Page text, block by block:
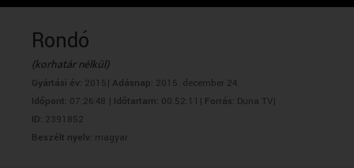
Rondó
(korhatár nélkül)
Gyártási év: 2015| Adásnap: 2015. december 24.
Időpont: 07:26:48 | Időtartam: 00:52:11| Forrás: Duna TV|
ID: 2391852
Beszélt nyelv: magyar